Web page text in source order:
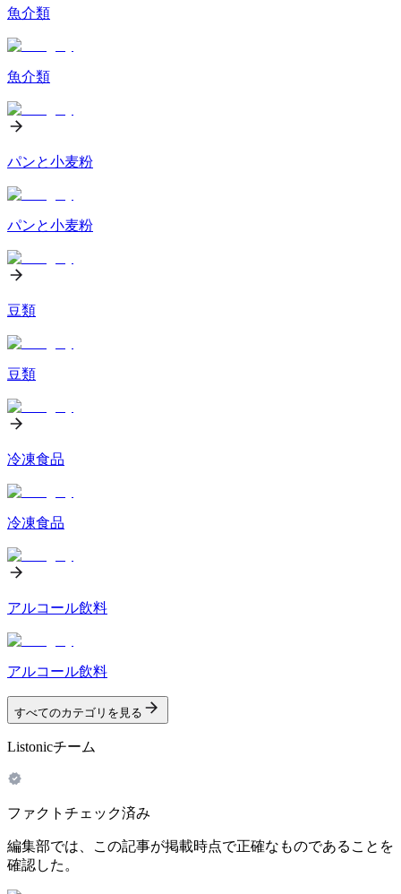
魚介類
魚介類
パンと小麦粉
パンと小麦粉
豆類
豆類
冷凍食品
冷凍食品
アルコール飲料
アルコール飲料
すべてのカテゴリを見る
Listonicチーム
ファクトチェック済み
編集部では、この記事が掲載時点で正確なものであることを
確認した。